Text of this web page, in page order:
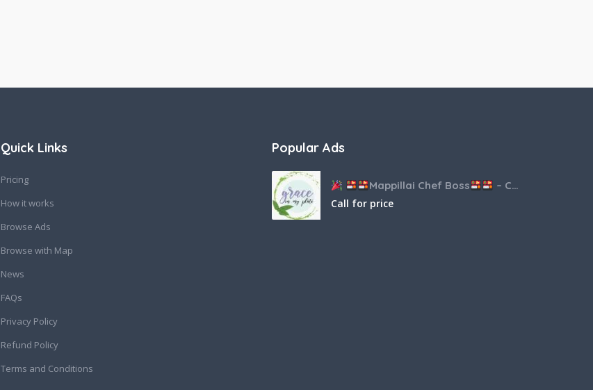
Quick Links
Pricing
How it works
Browse Ads
Browse with Map
News
FAQs
Privacy Policy
Refund Policy
Terms and Conditions
Popular Ads
Mappillai Chef Boss
– Catering & Hospitality Services
Call for price